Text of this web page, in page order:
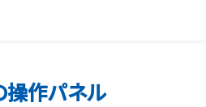
操作パネル